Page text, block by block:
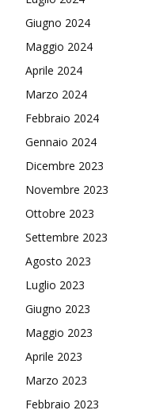
Giugno 2024
Maggio 2024
Aprile 2024
Marzo 2024
Febbraio 2024
Gennaio 2024
Dicembre 2023
Novembre 2023
Ottobre 2023
Settembre 2023
Agosto 2023
Luglio 2023
Giugno 2023
Maggio 2023
Aprile 2023
Marzo 2023
Febbraio 2023